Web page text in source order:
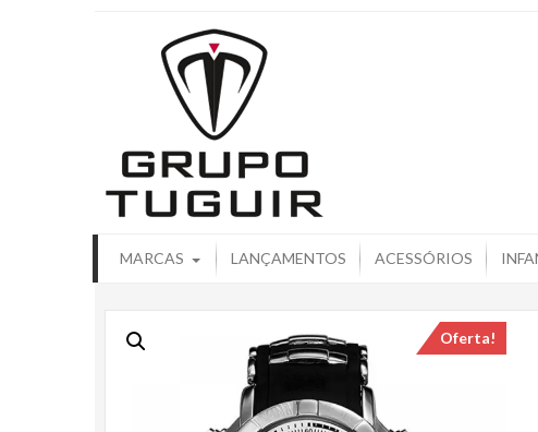
MARCAS LANÇAMENTOS ACESSÓRIOS
Oferta!